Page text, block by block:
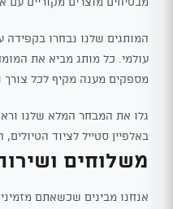
המותגים שלנו נבחרו בקפידה
עולמי. כל מותג מביא את
מספקים מענה מקיף לכל צורך
גלו את המבחר המלא שלנו
באלפיין סטייל לציוד
משלוחים
אנחנו מבינים שכשאתם